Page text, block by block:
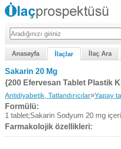
Anasayfa İlaçlar İlaç Ara
Sakarin 20 Mg
{200 Efervesan Tablet Plastik
Antidiyabetik, Tatlandırıcılar»Yapay
Formülü:
1 tablet;Sakarin Sodyum 20 mg
Farmakolojik özellikleri: